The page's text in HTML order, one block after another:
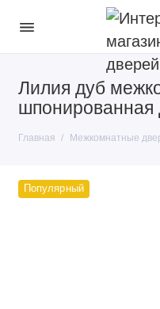
Лилия дуб
шпонированная
Главная Межкомнатные
Покрытие
Тип конструкции
Популярный